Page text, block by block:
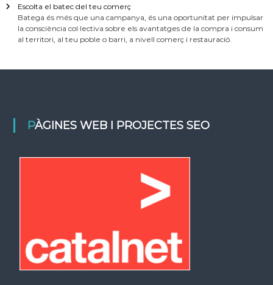
Escolta el batec del teu comerç
Batega és més que una campanya, és una oportunitat per impulsar
la consciència col·lectiva sobre els avantatges de la compra i consum
al territori, al teu poble o barri, a nivell comerç i restauració.
PÀGINES WEB I PROJECTES SEO